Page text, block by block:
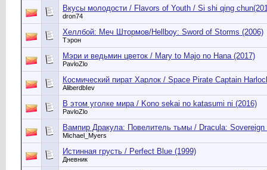
Вкусы молодости / Flavors of Youth / Si shi qing
dron74
Хеллбой: Меч Штормов/Hellboy: Sword of Storms (2006)
Тэрон
Мэри и ведьмин цветок / Mary to Majo no Hana (2017)
PavloZlo
Космический пират Харлок / Space Pirate Captain
AliberdbIev
В этом уголке мира / Kono sekai no katasumi ni (2016)
PavloZlo
Вампир Дракула: Повелитель тьмы / Dracula: Sovereign
Michael_Myers
Истинная грусть / Perfect Blue (1999)
Дневник